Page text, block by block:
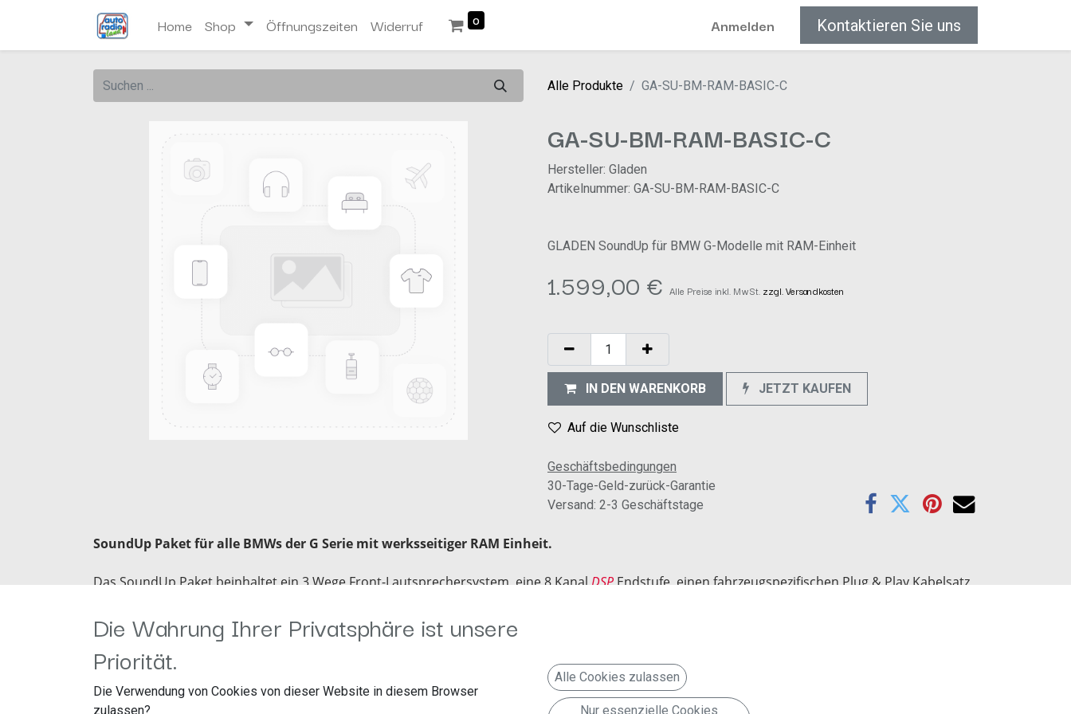
Home Shop Öffnungszeiten Widerruf 0 Anmelden Kontaktieren Sie uns
Alle Produkte GA-SU-BM-RAM-BASIC-C
GA-SU-BM-RAM-BASIC-C
Hersteller: Gladen
Artikelnummer: GA-SU-BM-RAM-BASIC-C
GLADEN SoundUp für BMW G-Modelle mit RAM-Einheit
1.599,00 € Alle Preise inkl. MwSt. zzgl. Versandkosten
IN DEN WARENKORB JETZT KAUFEN
Auf die Wunschliste
Geschäftsbedingungen
30-Tage-Geld-zurück-Garantie
Versand: 2-3 Geschäftstage
SoundUp Paket für alle BMWs der G Serie mit werksseitiger RAM Einheit.
Das SoundUp Paket beinhaltet ein 3 Wege Front-Lautsprechersystem, eine 8 Kanal DSPEndstufe, einen fahrzeugspezifischen Plug & Play Kabelsatz
Über unsere DSP Software können Sie nach erfolgter Installation ein vorkonfiguriertes und fahrzeugspezifisches DSP Setting aufspielen. Dieses
kann im Nachgang auf Ihren persönlichen Musikgeschmack nachjustiert werden. Der originale
Die Wahrung Ihrer Privatsphäre ist unsere
Priorität.
Die Verwendung von Cookies von dieser Website in diesem Browser
zulassen?
Alle Cookies zulassen
Nur essenzielle Cookies